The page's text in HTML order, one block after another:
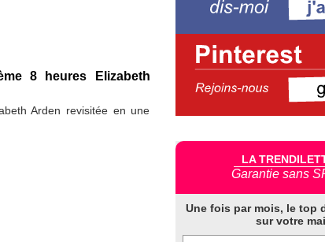
8 heures Elizabeth
Arden revisitée en une
LA
Garantie sans
Une fois par mois, le top
sur votre